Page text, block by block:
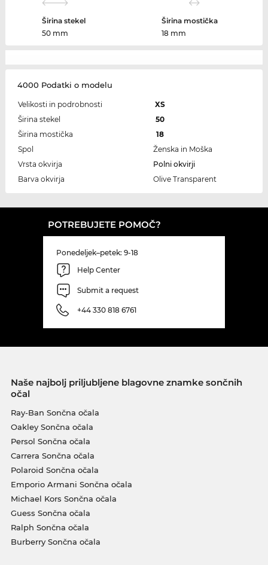
Širina stekel
50 mm
Širina mostička
18 mm
4000 Podatki o modelu
Velikosti in podrobnosti
XS
Širina stekel
50
Širina mostička
18
Spol
Ženska in Moška
Vrsta okvirja
Polni okvirji
Barva okvirja
Olive Transparent
POTREBUJETE POMOČ?
Ponedeljek–petek: 9-18
Help Center
Submit a request
+44 330 818 6761
Naše najbolj priljubljene blagovne znamke sončnih
očal
Ray-Ban Sončna očala
Oakley Sončna očala
Persol Sončna očala
Carrera Sončna očala
Polaroid Sončna očala
Emporio Armani Sončna očala
Michael Kors Sončna očala
Guess Sončna očala
Ralph Sončna očala
Burberry Sončna očala